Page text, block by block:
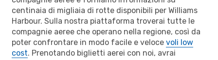
centinaia di migliaia di rotte disponibili per Williams
Harbour. Sulla nostra piattaforma troverai tutte le
compagnie aeree che operano nella regione, così da
poter confrontare in modo facile e veloce voli low
cost. Prenotando biglietti aerei con noi, avrai